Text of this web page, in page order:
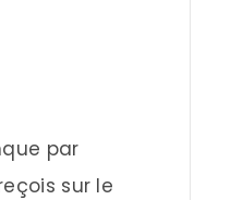
par
sur le